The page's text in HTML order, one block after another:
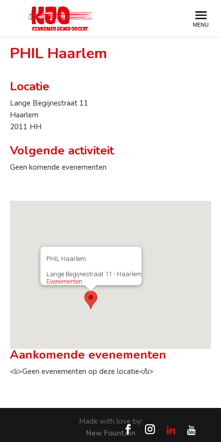
PHIL Haarlem
Locatie
Lange Begijnestraat 11
Haarlem
2011 HH
Volgende activiteit
Geen komende evenementen
PHIL Haarlem
Lange Begijnestraat 11 - Haarlem
Evenementen
Aankomende evenementen
<li>Geen evenementen op deze locatie</li>
Made with love by:
New Fountain